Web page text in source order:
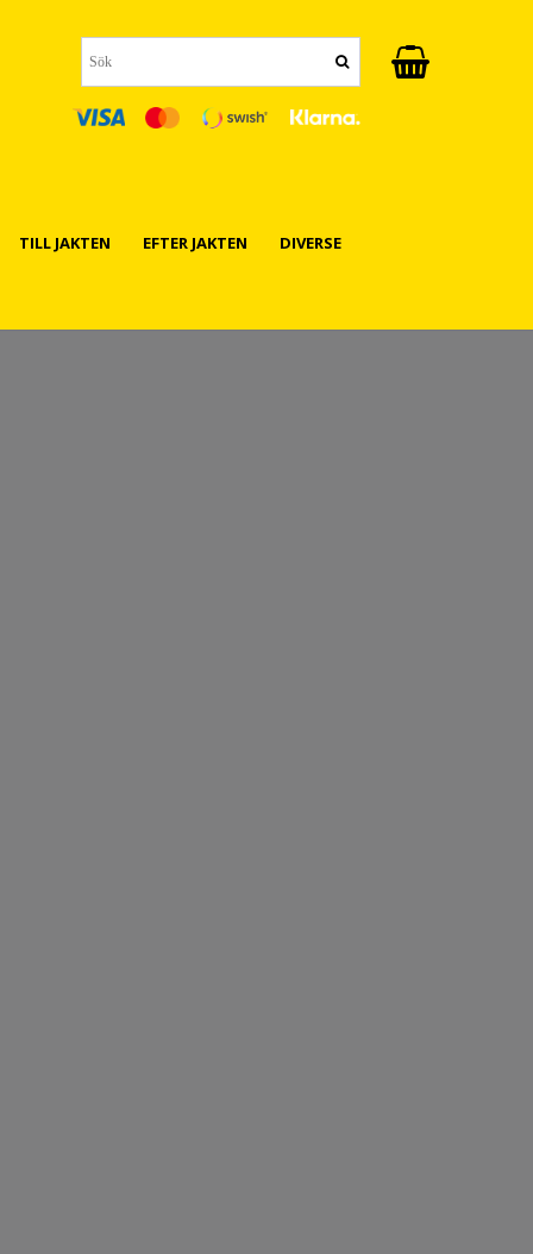
TILL JAKTEN EFTER JAKTEN DIVERSE